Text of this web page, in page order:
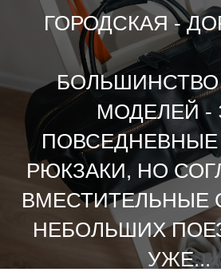
ГОРОДСКАЯ -
МОДЕЛЕЙ -
РЮКЗАКИ, НО
ВМЕСТИТЕЛЬНЫЕ
НЕБОЛЬШИХ
УЖЕ...